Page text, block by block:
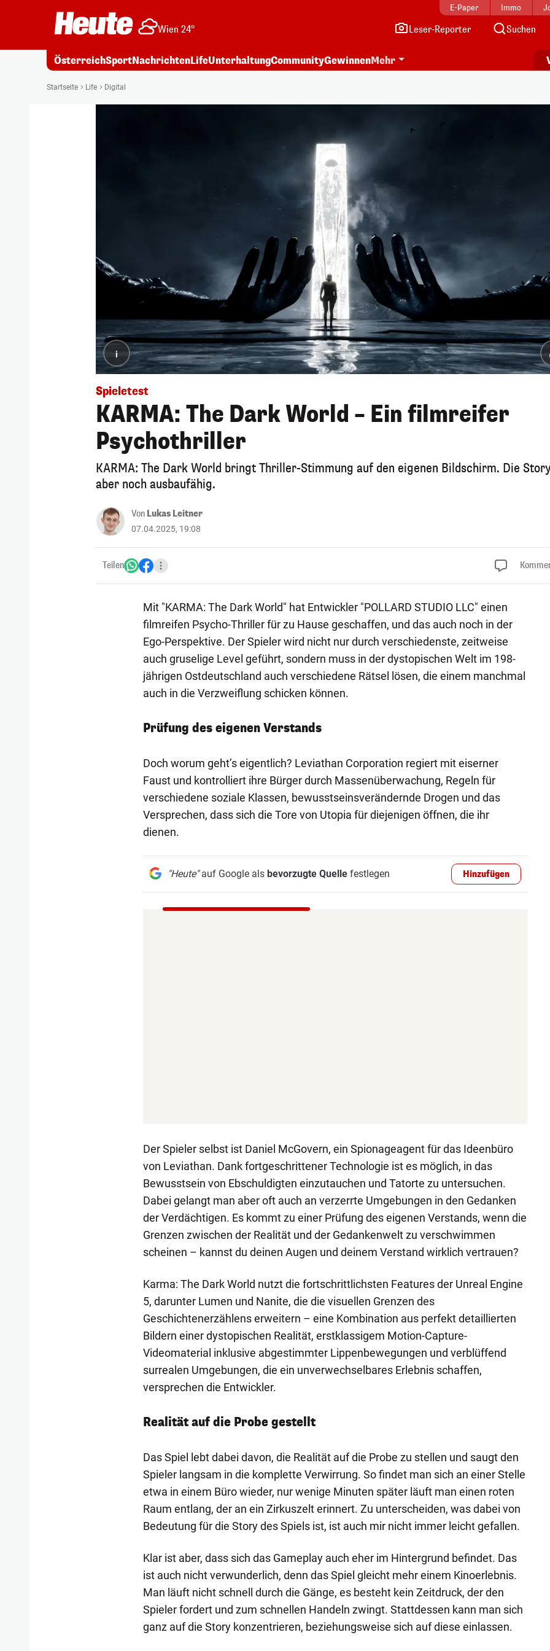
E-Paper Immo
Wien 24° Leser-Reporter Suchen
ÖsterreichSportNachrichtenLifeUnterhaltungCommunityGewinnenMehr
Startseite Life Digital
i
Spieletest
KARMA: The Dark World – Ein filmreifer
Psychothriller
KARMA: The Dark World bringt Thriller-Stimmung auf den eigenen Bildschirm. Die
aber noch ausbaufähig.
Von Lukas Leitner
07.04.2025, 19:08
Teilen
Mit "KARMA: The Dark World" hat Entwickler "POLLARD STUDIO LLC" einen
filmreifen Psycho-Thriller für zu Hause geschaffen, und das auch noch in der
Ego-Perspektive. Der Spieler wird nicht nur durch verschiedenste, zeitweise
auch gruselige Level geführt, sondern muss in der dystopischen Welt im 198-
jährigen Ostdeutschland auch verschiedene Rätsel lösen, die einem manchmal
auch in die Verzweiflung schicken können.
Prüfung des eigenen Verstands
Doch worum geht’s eigentlich? Leviathan Corporation regiert mit eiserner
Faust und kontrolliert ihre Bürger durch Massenüberwachung, Regeln für
verschiedene soziale Klassen, bewusstseinsverändernde Drogen und das
Versprechen, dass sich die Tore von Utopia für diejenigen öffnen, die ihr
dienen.
"Heute"auf Google als bevorzugte Quellefestlegen Hinzufügen
Der Spieler selbst ist Daniel McGovern, ein Spionageagent für das Ideenbüro
von Leviathan. Dank fortgeschrittener Technologie ist es möglich, in das
Bewusstsein von Ebschuldigten einzutauchen und Tatorte zu untersuchen.
Dabei gelangt man aber oft auch an verzerrte Umgebungen in den Gedanken
der Verdächtigen. Es kommt zu einer Prüfung des eigenen Verstands, wenn die
Grenzen zwischen der Realität und der Gedankenwelt zu verschwimmen
scheinen – kannst du deinen Augen und deinem Verstand wirklich vertrauen?
Karma: The Dark World nutzt die fortschrittlichsten Features der Unreal Engine
5, darunter Lumen und Nanite, die die visuellen Grenzen des
Geschichtenerzählens erweitern – eine Kombination aus perfekt detaillierten
Bildern einer dystopischen Realität, erstklassigem Motion-Capture-
Videomaterial inklusive abgestimmter Lippenbewegungen und verblüffend
surrealen Umgebungen, die ein unverwechselbares Erlebnis schaffen,
versprechen die Entwickler.
Realität auf die Probe gestellt
Das Spiel lebt dabei davon, die Realität auf die Probe zu stellen und saugt den
Spieler langsam in die komplette Verwirrung. So findet man sich an einer Stelle
etwa in einem Büro wieder, nur wenige Minuten später läuft man einen roten
Raum entlang, der an ein Zirkuszelt erinnert. Zu unterscheiden, was dabei von
Bedeutung für die Story des Spiels ist, ist auch mir nicht immer leicht gefallen.
Klar ist aber, dass sich das Gameplay auch eher im Hintergrund befindet. Das
ist auch nicht verwunderlich, denn das Spiel gleicht mehr einem Kinoerlebnis.
Man läuft nicht schnell durch die Gänge, es besteht kein Zeitdruck, der den
Spieler fordert und zum schnellen Handeln zwingt. Stattdessen kann man sich
ganz auf die Story konzentrieren, beziehungsweise sich auf diese einlassen.